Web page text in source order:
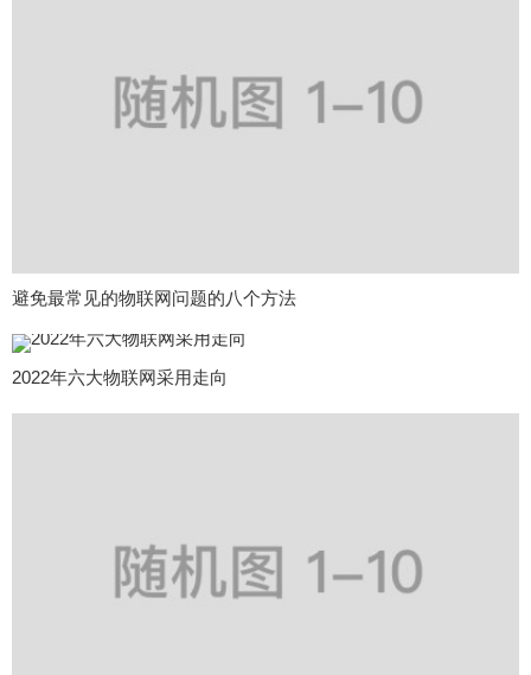
避免最常见的物联网问题的八个方法
2022年六大物联网采用走向